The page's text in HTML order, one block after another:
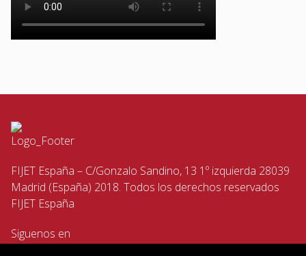
FIJET España – C/Gonzalo Sandino, 13 1º izquierda 28039
Madrid (España) 2018. Todos los derechos reservados
FIJET España
Siguenos en